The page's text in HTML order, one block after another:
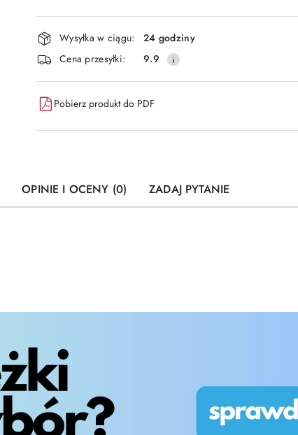
Dostępność
i
dostawa
Wysyłka w ciągu:
24 godziny
Cena przesyłki:
9.9
Pobierz produkt do PDF
OPINIE I OCENY (0) ZADAJ PYTANIE